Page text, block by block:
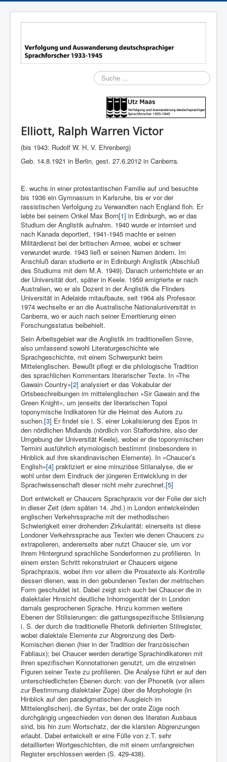
Suchen
Elliott, Ralph Warren Victor
(bis 1943: Rudolf W. H. V. Ehrenberg)
Geb. 14.8.1921 in Berlin, gest. 27.6.2012 in Canberra.
E. wuchs in einer protestantischen Familie auf und besuchte
bis 1936 ein Gymnasium in Karlsruhe, bis er vor der
rassistischen Verfolgung zu Verwandten nach England floh. Er
lebte bei seinem Onkel Max Born[1] in Edinburgh, wo er das
Studium der Anglistik aufnahm. 1940 wurde er interniert und
nach Kanada deportiert, 1941-1945 machte er seinen
Militärdienst bei der britischen Armee, wobei er schwer
verwundet wurde. 1943 ließ er seinen Namen ändern. Im
Anschluß daran studierte er in Edinburgh Anglistik (Abschluß
des Studiums mit dem M.A. 1949). Danach unterrichtete er an
der Universität dort, später in Keele. 1959 emigrierte er nach
Australien, wo er als Dozent in der Anglistik die Flinders
Universität in Adelaide mitaufbaute, seit 1964 als Professor.
1974 wechselte er an die Australische Nationaluniversität in
Canberra, wo er auch nach seiner Emeritierung einen
Forschungsstatus beibehielt.
Sein Arbeitsgebiet war die Anglistik im traditionellen Sinne,
also umfassend sowohl Literaturgeschichte wie
Sprachgeschichte, mit einem Schwerpunkt beim
Mittelenglischen. Bewußt pflegt er die philologische Tradition
des sprachlichen Kommentars literarischer Texte. In »The
Gawain Country«[2] analysiert er das Vokabular der
Ortsbeschreibungen im mittelenglischen »Sir Gawain and the
Green Knight«, um jenseits der literarischen Topoi
toponymische Indikatoren für die Heimat des Autors zu
suchen.[3] Er findet sie i. S. einer Lokalisierung des Epos in
den nördlichen Midlands (nördlich von Staffordshire, also der
Umgebung der Universität Keele), wobei er die toponymischen
Termini ausführlich etymologisch bestimmt (insbesondere in
Hinblick auf ihre skandinavischen Elemente). In »Chaucer’s
English«[4] praktiziert er eine minuziöse Stilanalyse, die er
wohl unter dem Eindruck der jüngeren Entwicklung in der
Sprachwissenschaft dieser nicht mehr zurechnet.[5]
Dort entwickelt er Chaucers Sprachpraxis vor der Folie der sich
in dieser Zeit (dem späten 14. Jhd.) in London entwickelnden
englischen Verkehrssprache mit der methodischen
Schwierigkeit einer drohenden Zirkularität: einerseits ist diese
Londoner Verkehrssprache aus Texten wie denen Chaucers zu
extrapolieren, andererseits aber nutzt Chaucer sie, um vor
ihrem Hintergrund sprachliche Sonderformen zu profilieren. In
einem ersten Schritt rekonstruiert er Chaucers eigene
Sprachpraxis, wobei ihm vor allem die Prosatexte als Kontrolle
dessen dienen, was in den gebundenen Texten der metrischen
Form geschuldet ist. Dabei zeigt sich auch bei Chaucer die in
dialektaler Hinsicht deutliche Inhomogenität der in London
damals gesprochenen Sprache. Hinzu kommen weitere
Ebenen der Stilisierungen: die gattungsspezifische Stilisierung
i. S. der durch die traditionelle Rhetorik definierten Stilregister,
wobei dialektale Elemente zur Abgrenzung des Derb-
Komischen dienen (hier in der Tradition der französischen
Fabliaux); bei Chaucer werden derartige Sprachindikatoren mit
ihren spezifischen Konnotationen genutzt, um die einzelnen
Figuren seiner Texte zu profilieren. Die Analyse führt er auf den
unterschiedlichsten Ebenen durch: von der Phonetik (vor allem
zur Bestimmung dialektaler Züge) über die Morphologie (in
Hinblick auf den paradigmatischen Ausgleich im
Mittelenglischen), die Syntax, bei der orate Züge noch
durchgängig ungeschieden von denen des literaten Ausbaus
sind, bis hin zum Wortschatz, der die klarsten Abgrenzungen
erlaubt. Dabei entwickelt er eine Fülle von z.T. sehr
detaillierten Wortgeschichten, die mit einem umfangreichen
Register erschlossen werden (S. 429-438).